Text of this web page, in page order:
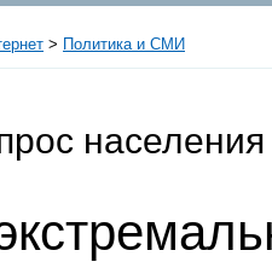
> Политика и СМИ
населения